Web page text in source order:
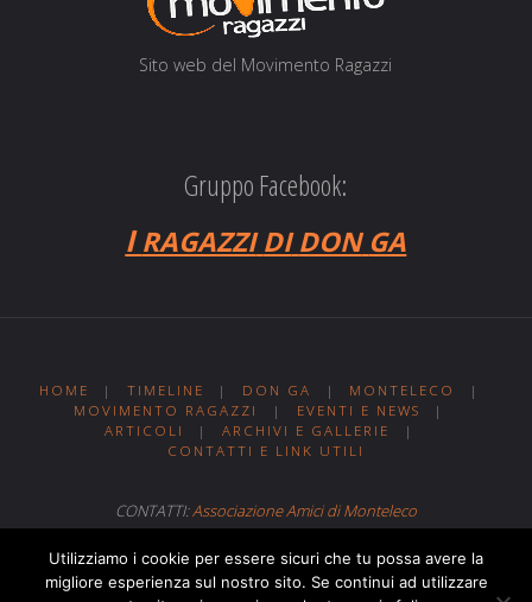
Sito web del Movi­men­to Ragazzi
Gruppo Facebook:
IRAGAZZI DI DON GA
HOME | TIMELINE | DON GA | MONTELECO
|
MOVIMENTO RAGAZZI
| EVENTI E NEWS
|
ARTICOLI
| ARCHIVI E GALLERIE
|
CONTATTI E LINK UTILI
CONTATTI:Associazione Amici di Monteleco
Utilizziamo i cookie per essere sicuri che tu possa avere la
migliore esperienza sul nostro sito. Se continui ad utilizzare